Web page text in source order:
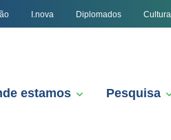
I.nova Diplomados Cultura
estamos Pesquisa